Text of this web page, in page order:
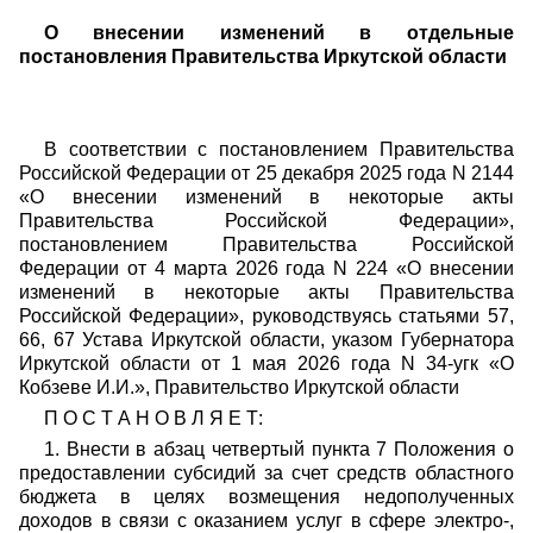
О внесении изменений в отдельные
постановления Правительства Иркутской области
В соответствии с постановлением Правительства
Российской Федерации от 25 декабря 2025 года N 2144
«О внесении изменений в некоторые акты
Правительства Российской Федерации»,
постановлением Правительства Российской
Федерации от 4 марта 2026 года N 224 «О внесении
изменений в некоторые акты Правительства
Российской Федерации», руководствуясь статьями 57,
66, 67 Устава Иркутской области, указом Губернатора
Иркутской области от 1 мая 2026 года N 34-угк «О
Кобзеве И.И.», Правительство Иркутской области
П О С Т А Н О В Л Я Е Т:
1. Внести в абзац четвертый пункта 7 Положения о
предоставлении субсидий за счет средств областного
бюджета в целях возмещения недополученных
доходов в связи с оказанием услуг в сфере электро-,